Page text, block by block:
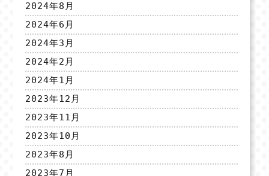
2024年8月
2024年6月
2024年3月
2024年2月
2024年1月
2023年12月
2023年11月
2023年10月
2023年8月
2023年7月